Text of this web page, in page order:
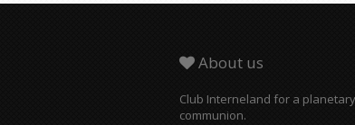
About us
Club Interneland for a planetary
communion.